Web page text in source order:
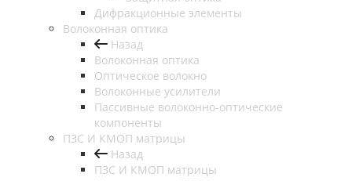
Дифракционные элементы
Волоконная оптика
Назад
Волоконная оптика
Оптическое волокно
Волоконные усилители
Пассивные волоконно-оптические
компоненты
ПЗС И КМОП матрицы
Назад
ПЗС И КМОП матрицы